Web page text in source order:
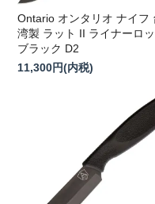
Ontario オンタリオ ナイフ
湾製 ラット II ライナーロ
ブラック D2
11,300円(内税)